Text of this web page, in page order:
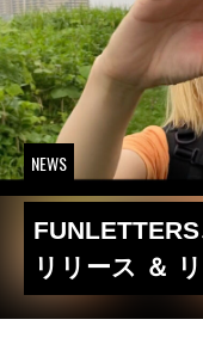
NEWS
リリース ＆